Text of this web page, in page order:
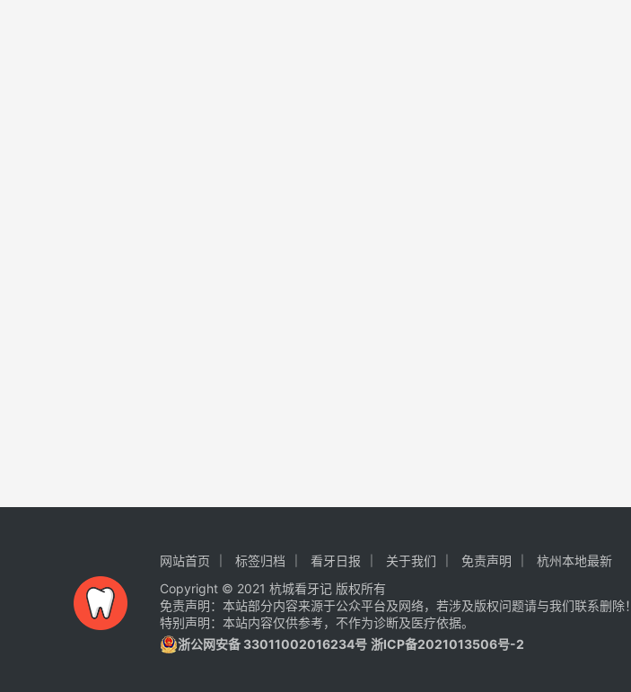
网站首页 标签归档 看牙日报 关于我们 免责声明
杭州本地最新
Copyright © 2021 杭城看牙记 版权所有
免责声明：本站部分内容来源于公众平台及网络，若涉及版权问题请与我们联系删除！
特别声明：本站内容仅供参考，不作为诊断及医疗依据。
浙公网安备 33011002016234号 浙ICP备2021013506号-2